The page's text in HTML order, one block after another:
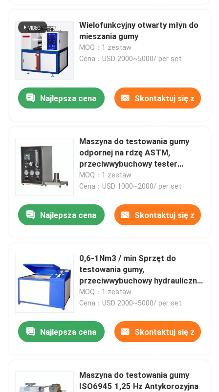
Wielofunkcyjny otwarty młyn do
mieszania gumy
MOQ：1 zestaw
Cena：USD 2000~5000/ per set
Najlepsza cena Skontaktuj się z
Maszyna do testowania gumy
odpornej na rdzę ASTM,
przeciwwybuchowy tester
indeksu tlenu
MOQ：1 zestaw
Cena：USD 1000~2000/ per set
Najlepsza cena Skontaktuj się z
0,6-1Nm3 / min Sprzęt do
testowania gumy,
przeciwwybuchowy hydrauliczny
tester pękania
MOQ：1 zestaw
Cena：USD 2000~5000/ per set
Najlepsza cena Skontaktuj się z
Maszyna do testowania gumy
ISO6945 1,25 Hz Antykorozyjna